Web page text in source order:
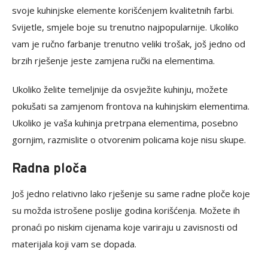
svoje kuhinjske elemente korišćenjem kvalitetnih farbi.
Svijetle, smjele boje su trenutno najpopularnije. Ukoliko
vam je ručno farbanje trenutno veliki trošak, još jedno od
brzih rješenje jeste zamjena ručki na elementima.
Ukoliko želite temeljnije da osvježite kuhinju, možete
pokušati sa zamjenom frontova na kuhinjskim elementima.
Ukoliko je vaša kuhinja pretrpana elementima, posebno
gornjim, razmislite o otvorenim policama koje nisu skupe.
Radna ploča
Još jedno relativno lako rješenje su same radne ploče koje
su možda istrošene poslije godina korišćenja. Možete ih
pronaći po niskim cijenama koje variraju u zavisnosti od
materijala koji vam se dopada.